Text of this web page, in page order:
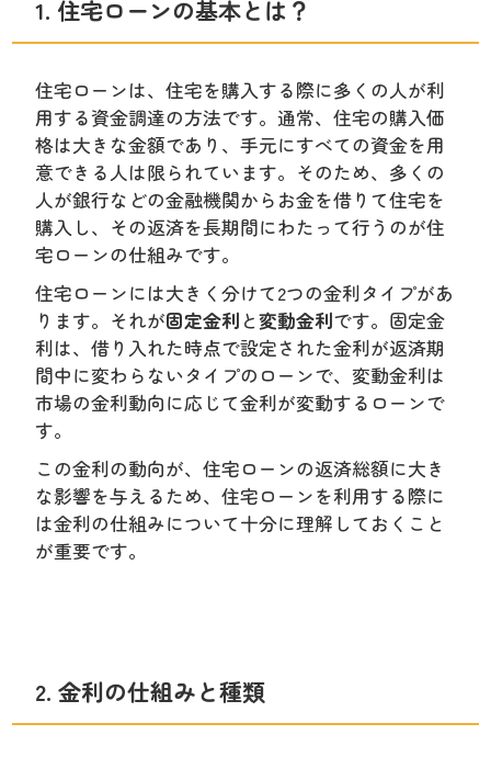
1. 住宅ローンの基本とは？
住宅ローンは、住宅を購入する際に多くの人が利
用する資金調達の方法です。通常、住宅の購入価
格は大きな金額であり、手元にすべての資金を用
意できる人は限られています。そのため、多くの
人が銀行などの金融機関からお金を借りて住宅を
購入し、その返済を長期間にわたって行うのが住
宅ローンの仕組みです。
住宅ローンには大きく分けて2つの金利タイプがあ
ります。それが固定金利 と変動金利です。固定金
利は、借り入れた時点で設定された金利が返済期
間中に変わらないタイプのローンで、変動金利は
市場の金利動向に応じて金利が変動するローンで
す。
この金利の動向が、住宅ローンの返済総額に大き
な影響を与えるため、住宅ローンを利用する際に
は金利の仕組みについて十分に理解しておくこと
が重要です。
2. 金利の仕組みと種類